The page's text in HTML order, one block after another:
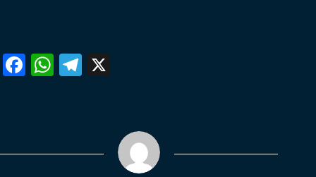
Fa W
pp
Te
m